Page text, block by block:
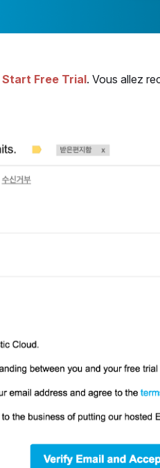
Start Free Trial. Vous allez